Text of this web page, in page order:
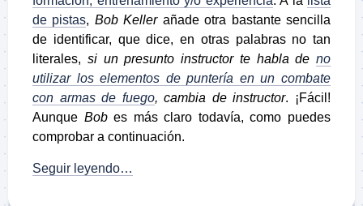
de pistas, Bob Kellerañade otra bastante sencilla
de identificar, que dice, en otras palabras no tan
literales, si un presunto instructor te habla de no
utilizar los elementos de puntería en un combate
con armas de fuego, cambia de instructor. ¡Fácil!
Aunque Bobes más claro todavía, como puedes
comprobar a continuación.
Seguir leyendo…